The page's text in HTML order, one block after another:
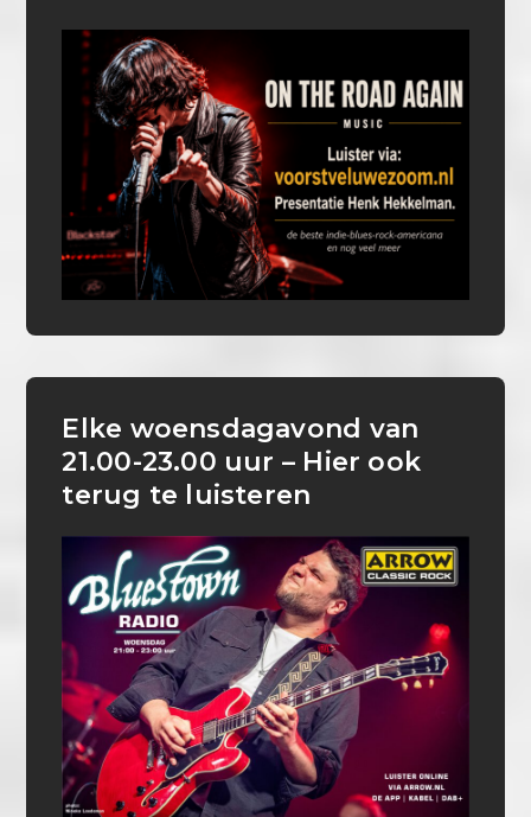
Elke woensdagavond van
21.00-23.00 uur – Hier ook
terug te luisteren